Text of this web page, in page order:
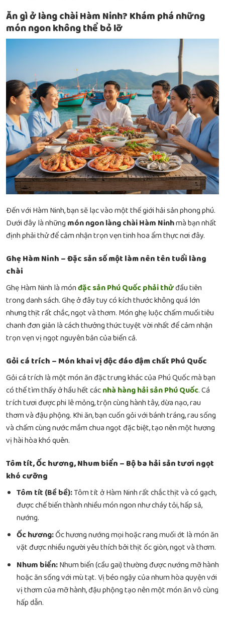
Ăn gì ở làng chài Hàm Ninh? Khám phá những
món ngon không thể bỏ lỡ
Đến với Hàm Ninh, bạn sẽ lạc vào một thế giới hải sản phong phú.
Dưới đây là nhữngmón ngon làng chài Hàm Ninhmà bạn nhất
định phải thử để cảm nhận trọn vẹn tinh hoa ẩm thực nơi đây.
Ghẹ Hàm Ninh – Đặc sản số một làm nên tên tuổi làng
chài
Ghẹ Hàm Ninh là mónđặc sản Phú Quốc phải thửđầu tiên
trong danh sách. Ghẹ ở đây tuy có kích thước không quá lớn
nhưng thịt rất chắc, ngọt và thơm. Món ghẹ luộc chấm muối tiêu
chanh đơn giản là cách thưởng thức tuyệt vời nhất để cảm nhận
trọn vẹn vị ngọt nguyên bản của biển cả.
Gỏi cá trích – Món khai vị độc đáo đậm chất Phú Quốc
Gỏi cá trích là một món ăn đặc trưng khác của Phú Quốc mà bạn
có thể tìm thấy ở hầu hết cácnhà hàng hải sản Phú Quốc. Cá
trích tươi được phi lê mỏng, trộn cùng hành tây, dừa nạo, rau
thơm và đậu phộng. Khi ăn, bạn cuốn gỏi với bánh tráng, rau sống
và chấm cùng nước mắm chua ngọt đặc biệt, tạo nên một hương
vị hài hòa khó quên.
Tôm tít, Ốc hương, Nhum biển – Bộ ba hải sản tươi ngọt
khó cưỡng
Tôm tít (Bề bề):Tôm tít ở Hàm Ninh rất chắc thịt và có gạch,
được chế biến thành nhiều món ngon như cháy tỏi, hấp sả,
nướng.
Ốc hương:Ốc hương nướng mọi hoặc rang muối ớt là món ăn
vặt được nhiều người yêu thích bởi thịt ốc giòn, ngọt và thơm.
Nhum biển:Nhum biển (cầu gai) thường được nướng mỡ hành
hoặc ăn sống với mù tạt. Vị béo ngậy của nhum hòa quyện với
vị thơm của mỡ hành, đậu phộng tạo nên một món ăn vô cùng
hấp dẫn.